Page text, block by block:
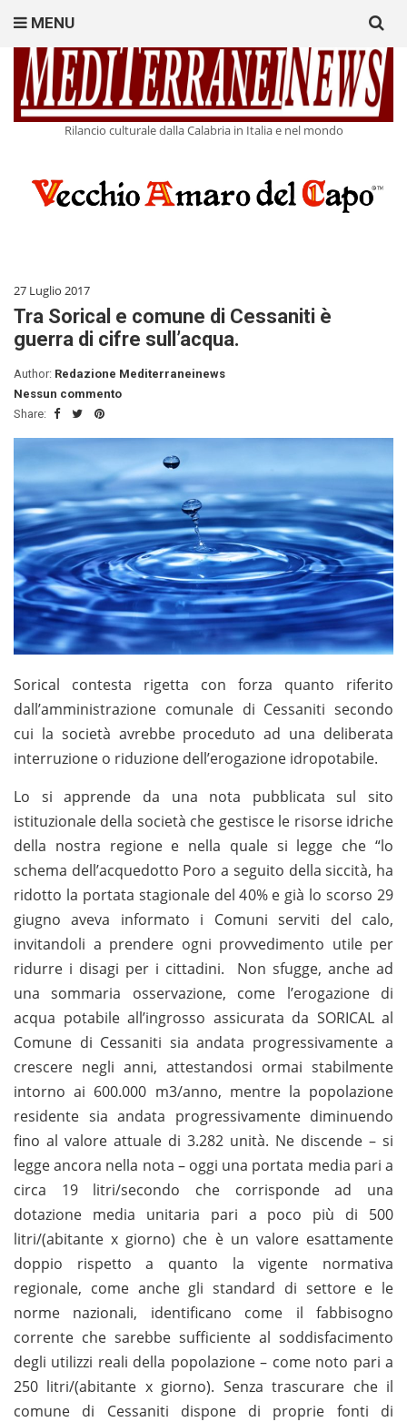
Rilancio culturale dalla Calabria in Italia e nel mondo
MENU
for:
27 Luglio 2017
Tra Sorical e comune di Cessaniti è
guerra di cifre sull’acqua.
Author: Redazione Mediterraneinews
Nessun commento
Share:
Sorical contesta rigetta con forza quanto riferito
dall’amministrazione comunale di Cessaniti secondo
cui la società avrebbe proceduto ad una deliberata
interruzione o riduzione dell’erogazione idropotabile.
Lo si apprende da una nota pubblicata sul sito
istituzionale della società che gestisce le risorse idriche
della nostra regione e nella quale si legge che “lo
schema dell’acquedotto Poro a seguito della siccità, ha
ridotto la portata stagionale del 40% e già lo scorso 29
giugno aveva informato i Comuni serviti del calo,
invitandoli a prendere ogni provvedimento utile per
ridurre i disagi per i cittadini. Non sfugge, anche ad
una sommaria osservazione, come l’erogazione di
acqua potabile all’ingrosso assicurata da SORICAL al
Comune di Cessaniti sia andata progressivamente a
crescere negli anni, attestandosi ormai stabilmente
intorno ai 600.000 m3/anno, mentre la popolazione
residente sia andata progressivamente diminuendo
fino al valore attuale di 3.282 unità. Ne discende – si
legge ancora nella nota – oggi una portata media pari a
circa 19 litri/secondo che corrisponde ad una
dotazione media unitaria pari a poco più di 500
litri/(abitante x giorno) che è un valore esattamente
doppio rispetto a quanto la vigente normativa
regionale, come anche gli standard di settore e le
norme nazionali, identificano come il fabbisogno
corrente che sarebbe sufficiente al soddisfacimento
degli utilizzi reali della popolazione – come noto pari a
250 litri/(abitante x giorno). Senza trascurare che il
comune di Cessaniti dispone di proprie fonti di